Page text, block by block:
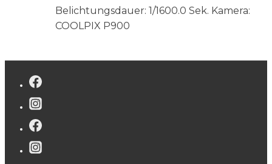
Belichtungsdauer: 1/1600.0 Sek. Kamera:
COOLPIX P900